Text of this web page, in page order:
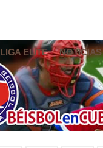
ELITE NOTICIAS